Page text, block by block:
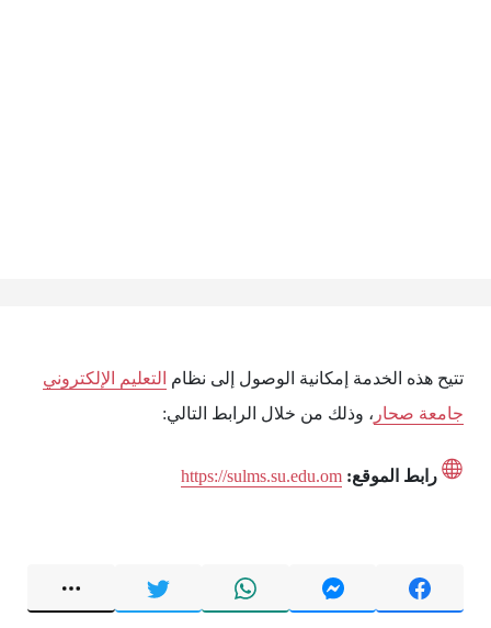
تتيح هذه الخدمة إمكانية الوصول إلى نظام التعليم الإلكتروني
جامعة صحار ، وذلك من خلال الرابط التالي:
رابط الموقع: https://sulms.su.edu.om